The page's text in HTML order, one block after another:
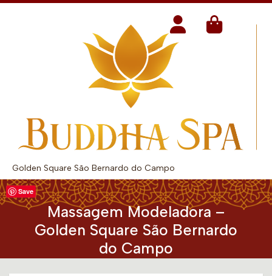
Golden Square São Bernardo do Campo
Massagem Modeladora –
Golden Square São Bernardo
do Campo
Save